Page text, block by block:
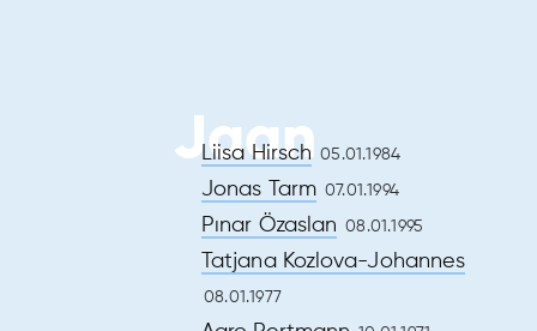
Jaan
Liisa Hirsch 05.01.1984
Jonas Tarm 07.01.1994
Pınar Özaslan 08.01.1995
Tatjana Kozlova-Johannes
08.01.1977